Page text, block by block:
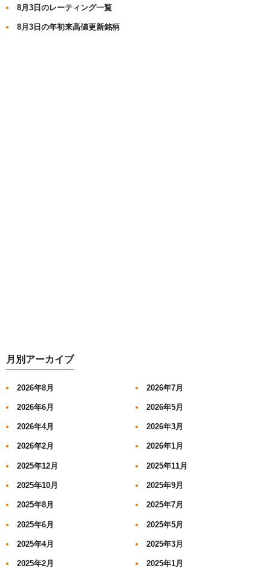
8月3日のレーティング一覧
8月3日の年初来高値更新銘柄
月別アーカイブ
2026年8月 2026年7月
2026年6月 2026年5月
2026年4月 2026年3月
2026年2月 2026年1月
2025年12月 2025年11月
2025年10月 2025年9月
2025年8月 2025年7月
2025年6月 2025年5月
2025年4月 2025年3月
2025年2月 2025年1月